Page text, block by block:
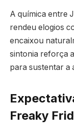
A química entre
rendeu elogios
encaixou
sintonia reforça
para sustentar a
Freaky